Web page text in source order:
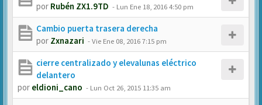
por Rubén ZX1.9TD - Lun Ene 18, 2016 4:50 pm
Cambio puerta trasera derecha
por Zxnazari -Vie Ene 08, 2016 7:15 pm
cierre centralizado y elevalunas eléctrico
delantero
por eldioni_cano - Lun Oct 26, 2015 11:35 am